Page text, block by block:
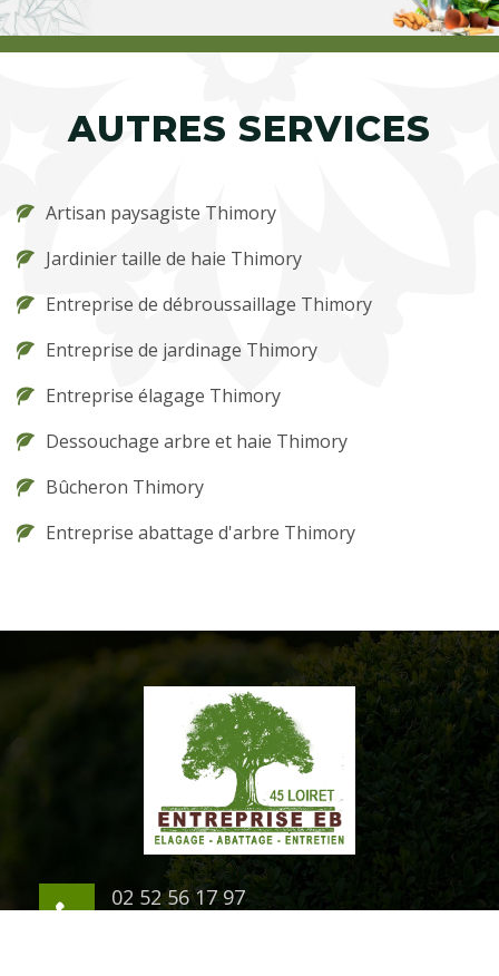
AUTRES SERVICES
Artisan paysagiste Thimory
Jardinier taille de haie Thimory
Entreprise de débroussaillage Thimory
Entreprise de jardinage Thimory
Entreprise élagage Thimory
Dessouchage arbre et haie Thimory
Bûcheron Thimory
Entreprise abattage d'arbre Thimory
02 52 56 17 97